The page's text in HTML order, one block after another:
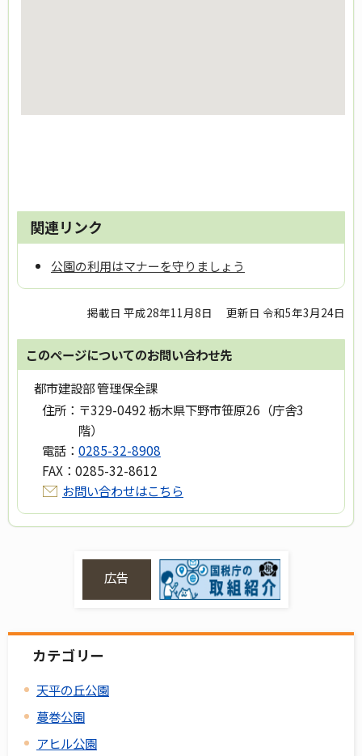
関連リンク
公園の利用はマナーを守りましょう
掲載日 平成28年11月8日 更新日 令和5年3月24日
このページについてのお問い合わせ先
都市建設部 管理保全課
住所： 〒329-0492 栃木県下野市笹原26（庁舎3
階）
電話： 0285-32-8908
FAX： 0285-32-8612
お問い合わせはこちら
広告
カテゴリー
天平の丘公園
蔓巻公園
アヒル公園